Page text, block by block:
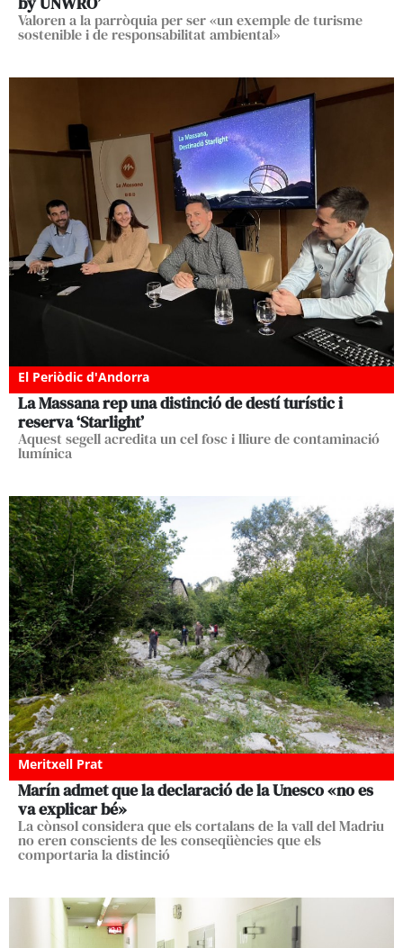
Valoren a la parròquia per ser «un exemple de turisme
sostenible i de responsabilitat ambiental»
El Periòdic d'Andorra
La Massana rep una distinció de destí turístic i
reserva ‘Starlight’
Aquest segell acredita un cel fosc i lliure de contaminació
lumínica
Meritxell Prat
Marín admet que la declaració de la Unesco «no es
va explicar bé»
La cònsol considera que els cortalans de la vall del Madriu
no eren conscients de les conseqüències que els
comportaria la distinció